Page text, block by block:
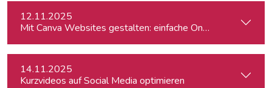
12.11.2025
Mit Canva Websites gestalten: einfache One-Pager für
14.11.2025
Kurzvideos auf Social Media optimieren